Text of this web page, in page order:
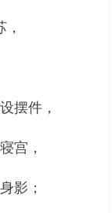
摆件，
宫，
影；